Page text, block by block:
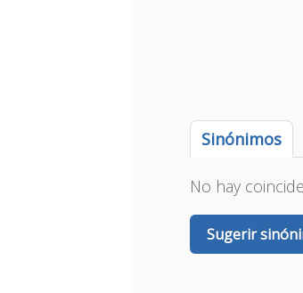
Sinónimos
No hay
Sugerir